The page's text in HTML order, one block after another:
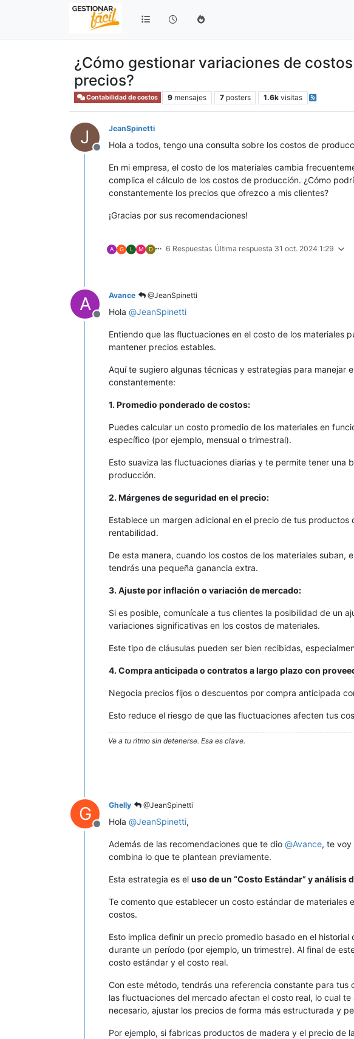
¿Cómo gestionar variaciones de
precios?
Contabilidad de costos 9 mensajes 7 posters 1.6k visitas
J
Desconectado
JeanSpinetti
Hola a todos, tengo una consulta sobre los costos de
En mi empresa, el costo de los materiales cambia
complica el cálculo de los costos de producción. ¿Cómo
constantemente los precios que ofrezco a mis clientes?
¡Gracias por sus recomendaciones!
A G L M D 6 Respuestas Última respuesta 31 oct. 2024 1:29
A
Desconectado
Avance @JeanSpinetti
Hola @JeanSpinetti
Entiendo que las fluctuaciones en el costo de los materiales
mantener precios estables.
Aquí te sugiero algunas técnicas y estrategias para manejar
constantemente:
1. Promedio ponderado de costos:
Puedes calcular un costo promedio de los materiales en
específico (por ejemplo, mensual o trimestral).
Esto suaviza las fluctuaciones diarias y te permite tener una
producción.
2. Márgenes de seguridad en el precio:
Establece un margen adicional en el precio de tus
rentabilidad.
De esta manera, cuando los costos de los materiales
tendrás una pequeña ganancia extra.
3. Ajuste por inflación o variación de mercado:
Si es posible, comunícale a tus clientes la posibilidad de un
variaciones significativas en los costos de materiales.
Este tipo de cláusulas pueden ser bien recibidas,
4. Compra anticipada o contratos a largo plazo con
Negocia precios fijos o descuentos por compra anticipada
Esto reduce el riesgo de que las fluctuaciones afecten tus
Ve a tu ritmo sin detenerse. Esa es clave.
G
Desconectado
Ghelly @JeanSpinetti
Hola @JeanSpinetti,
Además de las recomendaciones que te dio @Avance, te voy
combina lo que te plantean previamente.
Esta estrategia es el uso de un “Costo Estándar” y análisis
Te comento que establecer un costo estándar de
costos.
Esto implica definir un precio promedio basado en el
durante un período (por ejemplo, un trimestre). Al final de
costo estándar y el costo real.
Con este método, tendrás una referencia constante para
las fluctuaciones del mercado afectan el costo real, lo cual
necesario, ajustar los precios de forma más estructurada y
Por ejemplo, si fabricas productos de madera y el precio de